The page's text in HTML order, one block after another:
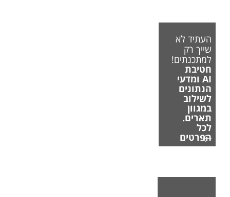
העתיד לא
שייך רק
למתכנתים!
חטיבת
AI ומדעי
הנתונים
לשילוב
במגוון
תארים.
לכל
הפרטים